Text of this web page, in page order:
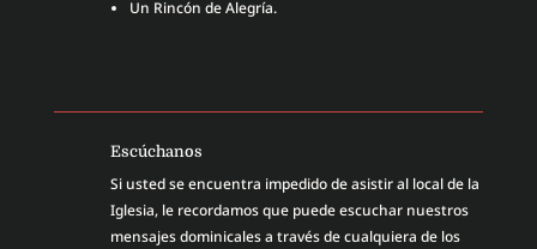
Un Rincón de Alegría.
Escúchanos
Si usted se encuentra impedido de asistir al local de la
Iglesia, le recordamos que puede escuchar nuestros
mensajes dominicales a través de cualquiera de los